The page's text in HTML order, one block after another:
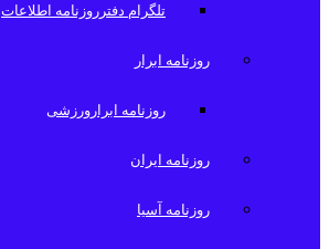
تلگرام دفترروزنامه اطلاعات
روزنامه ابرار
روزنامه ابرارورزشی
روزنامه ایران
روزنامه آسیا